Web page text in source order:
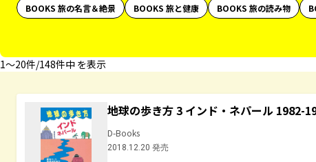
BOOKS 旅の名言＆絶景
BOOKS 旅と健康 BOOKS 旅の読み物
1〜20件/148件中 を表示
地球の歩き方 3 インド・ネパール 1982-
D-Books
2018.12.20 発売